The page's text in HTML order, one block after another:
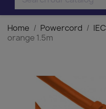
Home Powercord IEC
orange 1.5m